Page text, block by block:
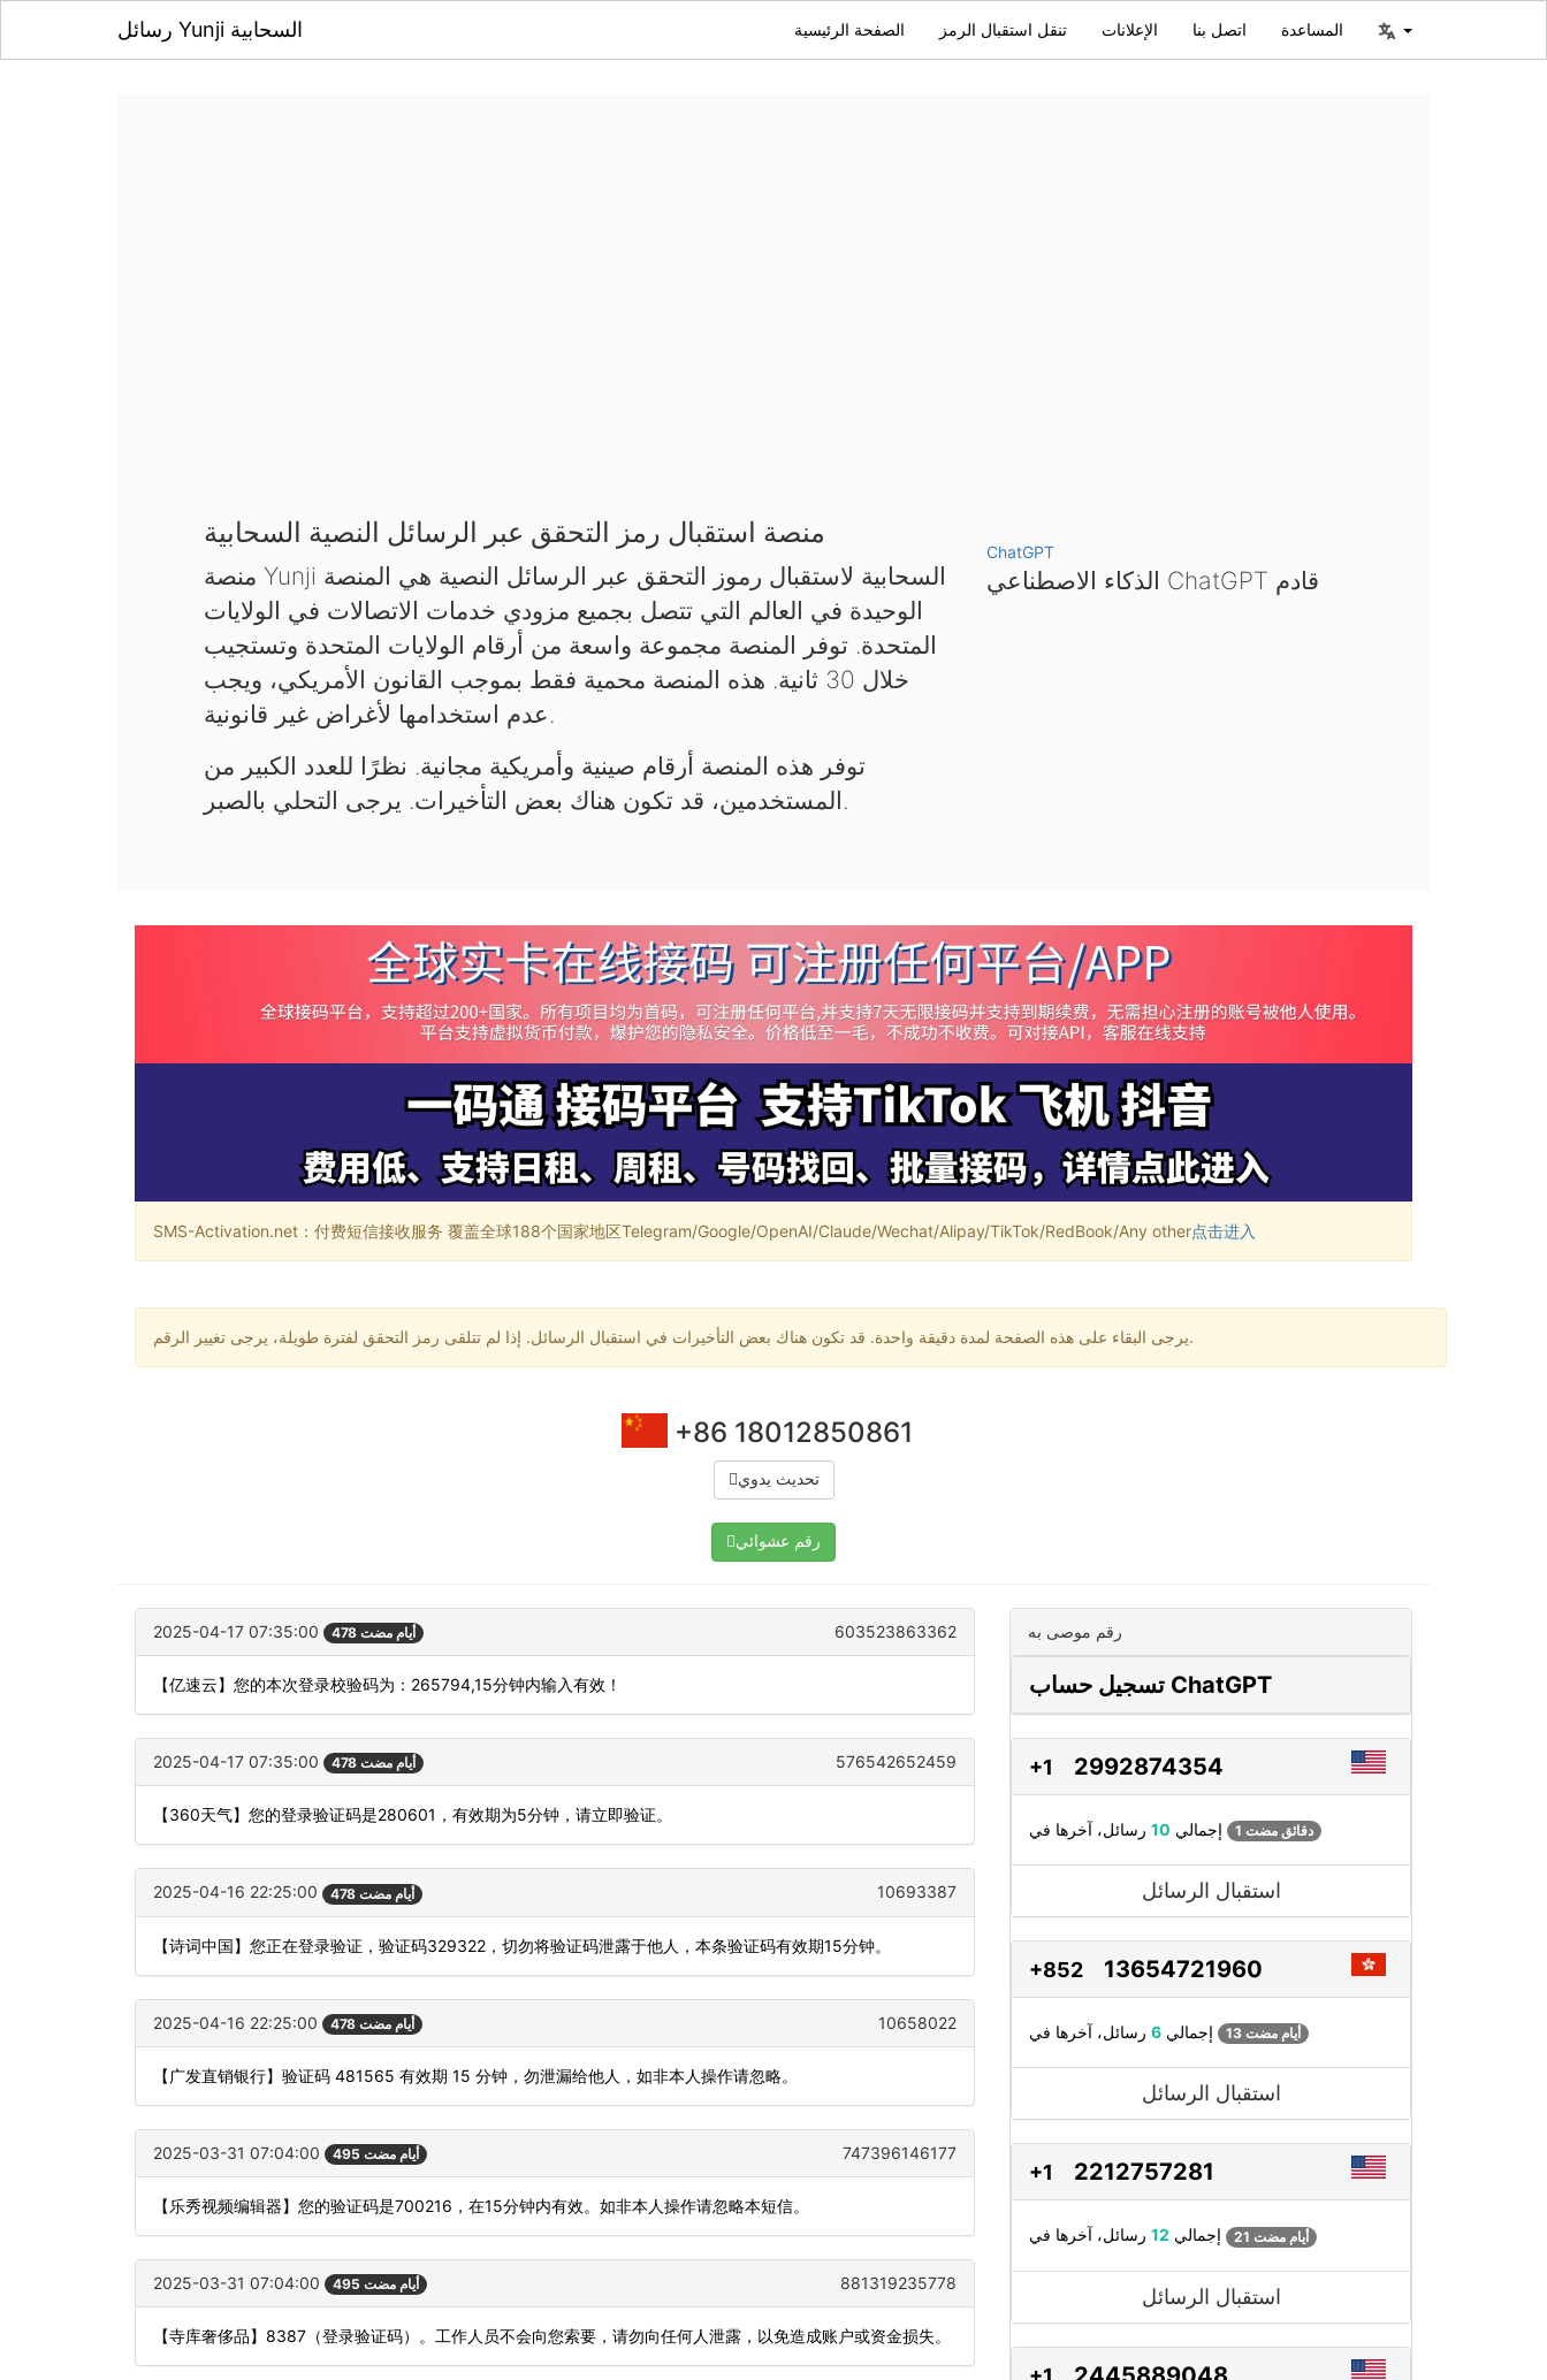
رسائل Yunji السحابية الصفحة الرئيسية تنقل استقبال الرمز الإعلانات اتصل بنا المساعدة
منصة استقبال رمز التحقق عبر الرسائل النصية السحابية
منصة Yunji السحابية لاستقبال رموز التحقق عبر الرسائل النصية هي المنصة
الوحيدة في العالم التي تتصل بجميع مزودي خدمات الاتصالات في الولايات
المتحدة. توفر المنصة مجموعة واسعة من أرقام الولايات المتحدة وتستجيب
خلال 30 ثانية. هذه المنصة محمية فقط بموجب القانون الأمريكي، ويجب
عدم استخدامها لأغراض غير قانونية.
توفر هذه المنصة أرقام صينية وأمريكية مجانية. نظرًا للعدد الكبير من
المستخدمين، قد تكون هناك بعض التأخيرات. يرجى التحلي بالصبر.
ChatGPT
الذكاء الاصطناعي ChatGPT قادم
SMS-Activation.net：付费短信接收服务 覆盖全球188个国家地区Telegram/Google/OpenAI/Claude/Wechat/Alipay/TikTok/RedBook/Any other点击进入
يرجى البقاء على هذه الصفحة لمدة دقيقة واحدة. قد تكون هناك بعض التأخيرات في استقبال الرسائل. إذا لم تتلقى رمز التحقق لفترة طويلة، يرجى تغيير الرقم.
+86 18012850861
تحديث يدوي
رقم عشوائي
2025-04-17 07:35:00 478 أيام مضت 603523863362
【亿速云】您的本次登录校验码为：265794,15分钟内输入有效！
2025-04-17 07:35:00 478 أيام مضت 576542652459
【360天气】您的登录验证码是280601，有效期为5分钟，请立即验证。
2025-04-16 22:25:00 478 أيام مضت 10693387
【诗词中国】您正在登录验证，验证码329322，切勿将验证码泄露于他人，本条验证码有效期15分钟。
2025-04-16 22:25:00 478 أيام مضت 10658022
【广发直销银行】验证码 481565 有效期 15 分钟，勿泄漏给他人，如非本人操作请忽略。
2025-03-31 07:04:00 495 أيام مضت 747396146177
【乐秀视频编辑器】您的验证码是700216，在15分钟内有效。如非本人操作请忽略本短信。
2025-03-31 07:04:00 495 أيام مضت 881319235778
【寺库奢侈品】8387（登录验证码）。工作人员不会向您索要，请勿向任何人泄露，以免造成账户或资金损失。
رقم موصى به
تسجيل حساب ChatGPT
+1 2992874354
إجمالي 10 1 دقائق مضت
استقبال الرسائل
+852 13654721960
إجمالي 6 13 أيام مضت
استقبال الرسائل
+1 2212757281
إجمالي 12 21 أيام مضت
استقبال الرسائل